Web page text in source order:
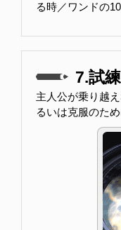
る時／ワンドの
7.試練
主人公が乗り越
るいは克服のた